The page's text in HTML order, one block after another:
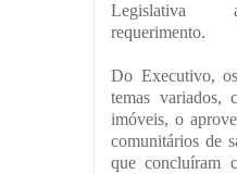
Legislativa
requerimento.
Do Executivo,
temas variados,
imóveis, o
comunitários de
que concluíram